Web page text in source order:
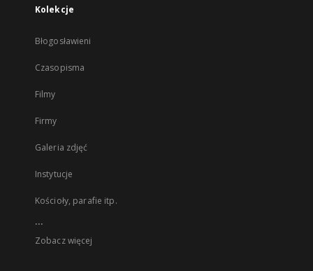
Kolekcje
Błogosławieni
Czasopisma
Filmy
Firmy
Galeria zdjęć
Instytucje
Kościoły, parafie itp.
...
Zobacz więcej